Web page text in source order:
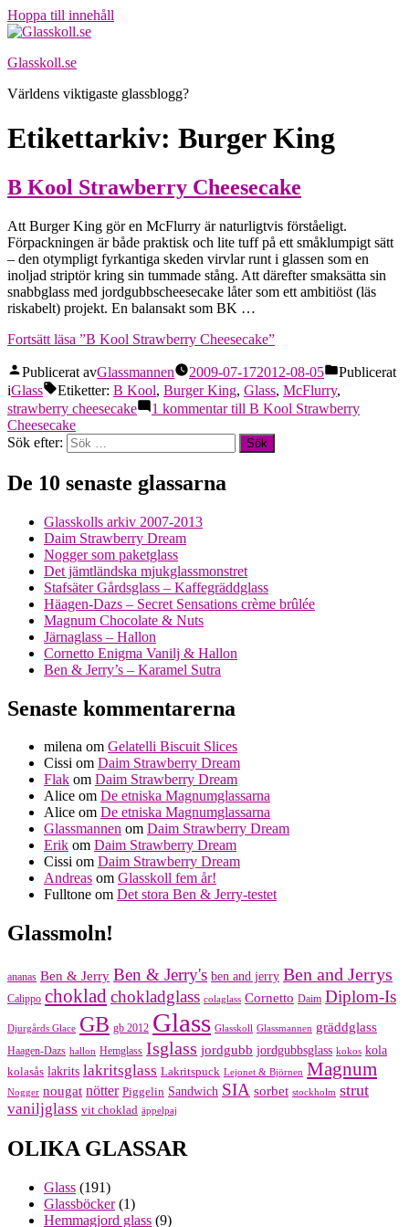
Hoppa till innehåll
Glasskoll.se
Världens viktigaste glassblogg?
Etikettarkiv: Burger King
B Kool Strawberry Cheesecake
Att Burger King gör en McFlurry är naturligtvis förståeligt.
Förpackningen är både praktisk och lite tuff på ett småklumpigt sätt
– den otympligt fyrkantiga skeden virvlar runt i glassen som en
inoljad striptör kring sin tummade stång. Att därefter smaksätta sin
snabbglass med jordgubbscheesecake låter som ett ambitiöst (läs
riskabelt) projekt. En balansakt som BK …
Fortsätt läsa ”B Kool Strawberry Cheesecake”
Publicerat avGlassmannen 2009-07-172012-08-05
Publicerat
iGlass Etiketter: B Kool, Burger King, Glass, McFlurry,
strawberry cheesecake
1 kommentartill B Kool Strawberry
Cheesecake
Sök efter:
De 10 senaste glassarna
Glasskolls arkiv 2007-2013
Daim Strawberry Dream
Nogger som paketglass
Det jämtländska mjukglassmonstret
Stafsäter Gårdsglass – Kaffegräddglass
Häagen-Dazs – Secret Sensations crème brûlée
Magnum Chocolate & Nuts
Järnaglass – Hallon
Cornetto Enigma Vanilj & Hallon
Ben & Jerry’s – Karamel Sutra
Senaste kommentarerna
milena om Gelatelli Biscuit Slices
Cissi om Daim Strawberry Dream
Flak om Daim Strawberry Dream
Alice om De etniska Magnumglassarna
Alice om De etniska Magnumglassarna
Glassmannen om Daim Strawberry Dream
Erik om Daim Strawberry Dream
Cissi om Daim Strawberry Dream
Andreas om Glasskoll fem år!
Fulltone om Det stora Ben & Jerry-testet
Glassmoln!
ananas Ben & Jerry Ben & Jerry's ben and jerry Ben and Jerrys
Calippo choklad chokladglass colaglass Cornetto Daim Diplom-Is
Djurgårds Glace GB gb 2012 Glass Glasskoll Glassmannen gräddglass
Haagen-Dazs hallon Hemglass Isglass jordgubb jordgubbsglass kokos kola
kolasås lakrits lakritsglass Lakritspuck Lejonet & Björnen Magnum
Nogger nougat nötter Piggelin Sandwich SIA sorbet stockholm strut
vaniljglass vit choklad äppelpaj
OLIKA GLASSAR
Glass (191)
Glassböcker(1)
Hemmagjord glass (9)